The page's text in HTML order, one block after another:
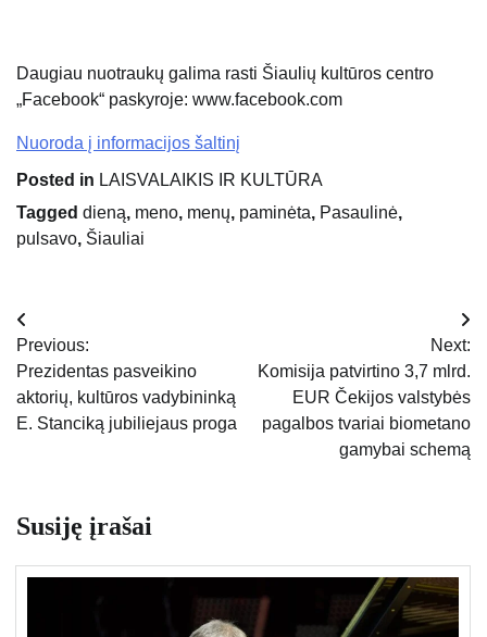
Daugiau nuotraukų galima rasti Šiaulių kultūros centro
„Facebook“ paskyroje: www.facebook.com
Nuoroda į informacijos šaltinį
Posted in LAISVALAIKIS IR KULTŪRA
Tagged dieną, meno, menų, paminėta, Pasaulinė,
pulsavo, Šiauliai
Navigacija
tarp
įrašų
Previous:
Prezidentas pasveikino
aktorių, kultūros vadybininką
E. Stanciką jubiliejaus proga
Next:
Komisija patvirtino 3,7 mlrd.
EUR Čekijos valstybės
pagalbos tvariai biometano
gamybai schemą
Susiję įrašai